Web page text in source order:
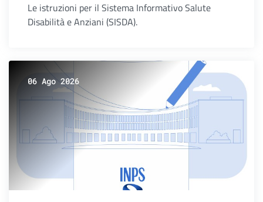
Le istruzioni per il Sistema Informativo Salute
Disabilità e Anziani (SISDA).
06 Ago 2026